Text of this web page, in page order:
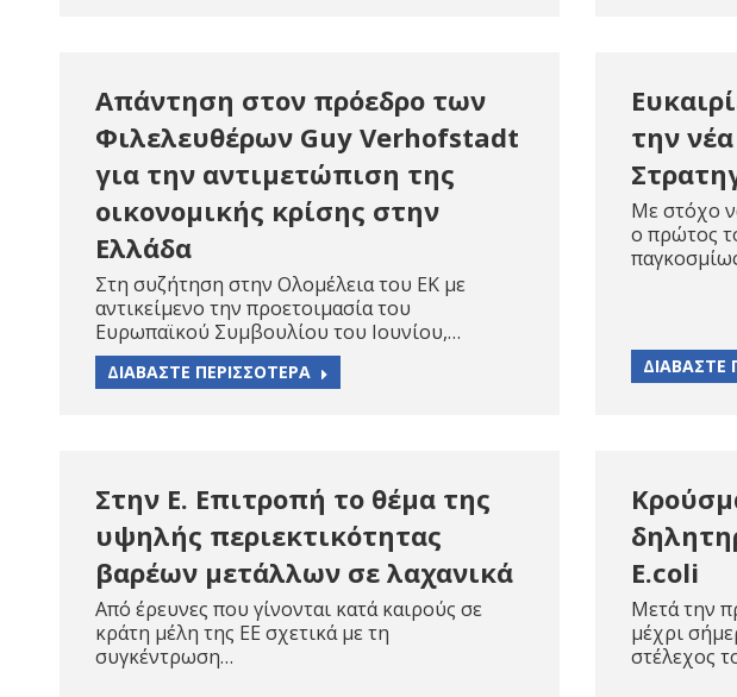
Απάντηση στον πρόεδρο των
Φιλελευθέρων Guy Verhofstadt
για την αντιμετώπιση της
οικονομικής κρίσης στην
Ελλάδα
Στη συζήτηση στην Ολομέλεια του ΕΚ με
αντικείμενο την προετοιμασία του
Ευρωπαϊκού Συμβουλίου του Ιουνίου,…
ΔΙΑΒΑΣΤΕ ΠΕΡΙΣΣΟΤΕΡΑ
την
Με στόχο
ο πρώτος
ΔΙΑΒΑΣΤΕ
Στην Ε. Επιτροπή το θέμα της
υψηλής περιεκτικότητας
βαρέων μετάλλων σε λαχανικά
Από έρευνες που γίνονται κατά καιρούς σε
κράτη μέλη της ΕΕ σχετικά με τη
συγκέντρωση…
E.coli
Μετά την
μέχρι
στέλεχος